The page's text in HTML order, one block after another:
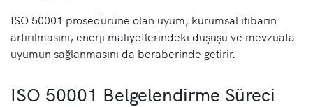
ISO 50001 prosedürüne olan uyum; kurumsal itibarın
artırılmasını, enerji maliyetlerindeki düşüşü ve mevzuata
uyumun sağlanmasını da beraberinde getirir.
ISO 50001 Belgelendirme Süreci